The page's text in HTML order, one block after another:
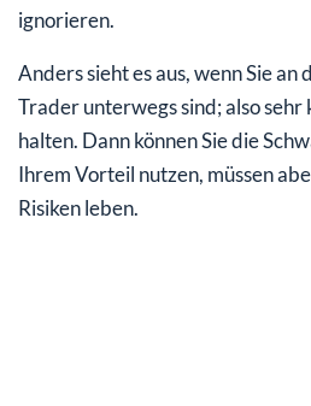
ignorieren.
Anders sieht es aus, wenn Sie an
Trader unterwegs sind; also
halten. Dann können Sie die
Ihrem Vorteil nutzen, müssen
Risiken leben.